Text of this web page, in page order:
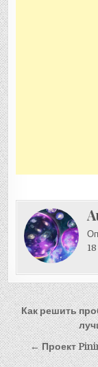
по
записям
Как решить
← Проект